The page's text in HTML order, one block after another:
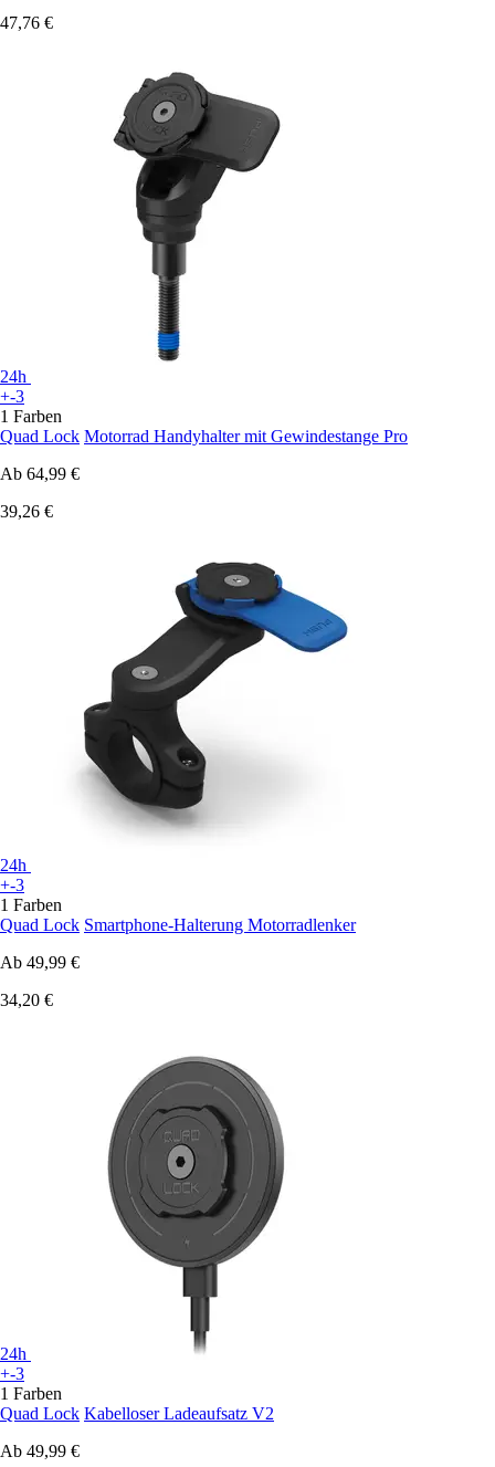
47,76 €
24h
+-3
1 Farben
Quad Lock Motorrad Handyhalter mit Gewindestange Pro
Ab 64,99 €
39,26 €
24h
+-3
1 Farben
Quad Lock Smartphone-Halterung Motorradlenker
Ab 49,99 €
34,20 €
24h
+-3
1 Farben
Quad Lock Kabelloser Ladeaufsatz V2
Ab 49,99 €